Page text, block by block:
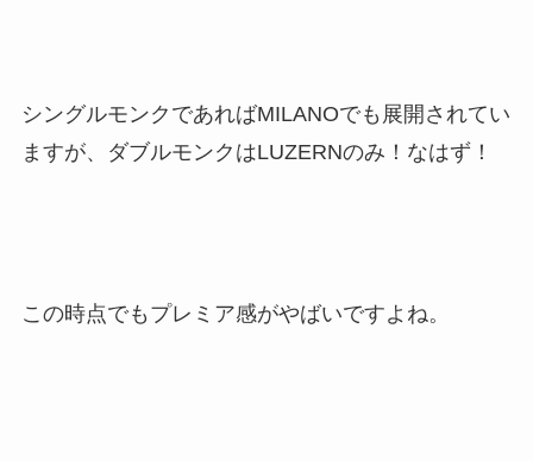
シングルモンクであればMILANOでも展開されてい
ますが、ダブルモンクはLUZERNのみ！なはず！
この時点でもプレミア感がやばいですよね。